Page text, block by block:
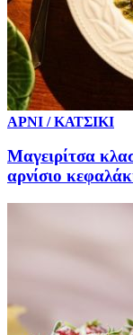
ΑΡΝΙ / ΚΑΤΣΙΚΙ
Μαγειρίτσα
αρνίσιο